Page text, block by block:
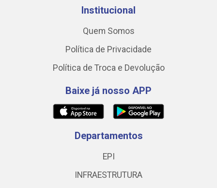
Institucional
Quem Somos
Política de Privacidade
Política de Troca e Devolução
Baixe já nosso APP
Departamentos
EPI
INFRAESTRUTURA